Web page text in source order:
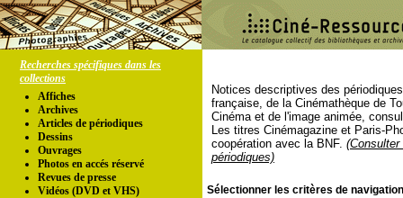
Recherches spécifiques dans les
collections
Affiches
Archives
Articles de périodiques
Dessins
Ouvrages
Photos en accés réservé
Revues de presse
Vidéos (DVD et VHS)
Notices descriptives des
française, de la Cinémathèque de
Cinéma et de l'image animée,
Les titres Cinémagazine et Paris-
coopération avec la BNF.
périodiques)
Sélectionner les critères de